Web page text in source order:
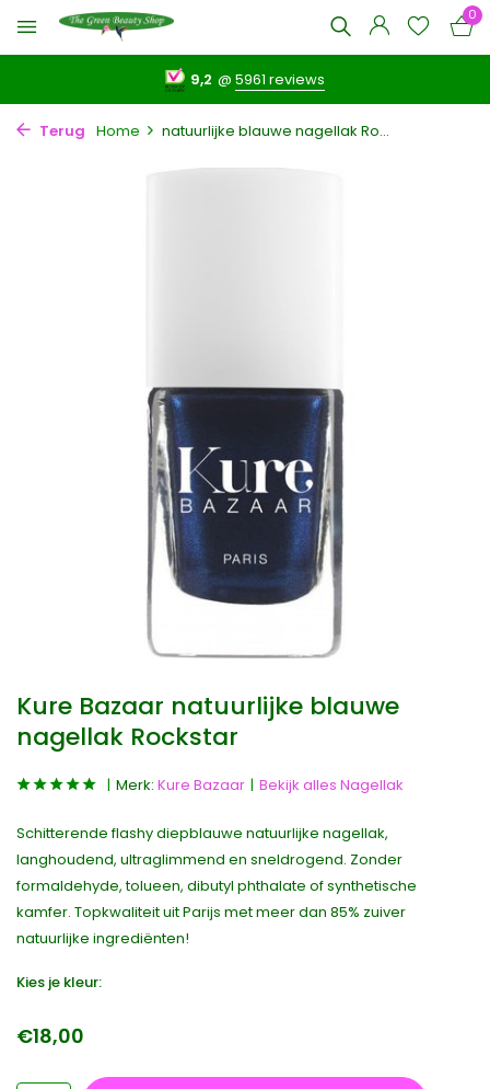
0
9,2 @5961 reviews
Terug Home natuurlijke blauwe nagellak Ro...
Kure Bazaar natuurlijke blauwe
nagellak Rockstar
Merk: Kure Bazaar Bekijk alles Nagellak
Schitterende flashy diepblauwe natuurlijke nagellak,
langhoudend, ultraglimmend en sneldrogend. Zonder
formaldehyde, tolueen, dibutyl phthalate of synthetische
kamfer. Topkwaliteit uit Parijs met meer dan 85% zuiver
natuurlijke ingrediënten!
Kies je kleur:
€18,00